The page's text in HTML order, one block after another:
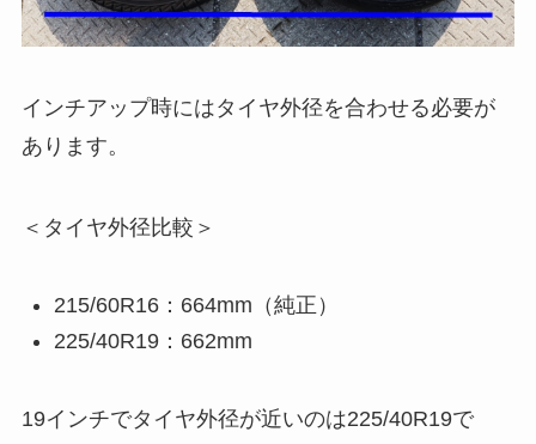
インチアップ時にはタイヤ外径を合わせる必要が
あります。
＜タイヤ外径比較＞
215/60R16：664mm（純正）
225/40R19：662mm
19インチでタイヤ外径が近いのは225/40R19で